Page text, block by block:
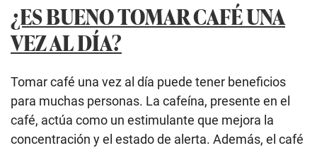
¿ES BUENO TOMAR CAFÉ UNA
VEZ AL DÍA?
Tomar café una vez al día puede tener beneficios
para muchas personas. La cafeína, presente en el
café, actúa como un estimulante que mejora la
concentración y el estado de alerta. Además, el café